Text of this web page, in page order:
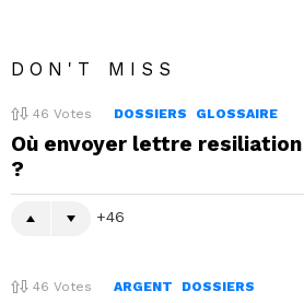
DON'T MISS
46 Votes DOSSIERS GLOSSAIRE
Où envoyer lettre resiliation
?
46
46 Votes ARGENT DOSSIERS